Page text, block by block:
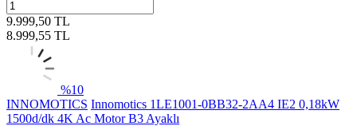
9.999,50 TL
8.999,55 TL
%10
INNOMOTICS Innomotics 1LE1001-0BB32-2AA4 IE2 0,18kW
1500d/dk 4K Ac Motor B3 Ayaklı